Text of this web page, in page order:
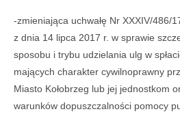
-zmieniająca uchwałę Nr XXXIV/486/
z dnia 14 lipca 2017 r. w sprawie
sposobu i trybu udzielania ulg w
mających charakter cywilnoprawny
Miasto Kołobrzeg lub jej jednostkom
warunków dopuszczalności pomocy